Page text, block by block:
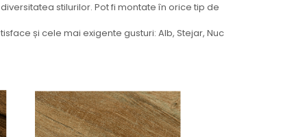
stilurilor. Pot fi montate în orice tip de
și cele mai exigente gusturi: Alb, Stejar, Nuc